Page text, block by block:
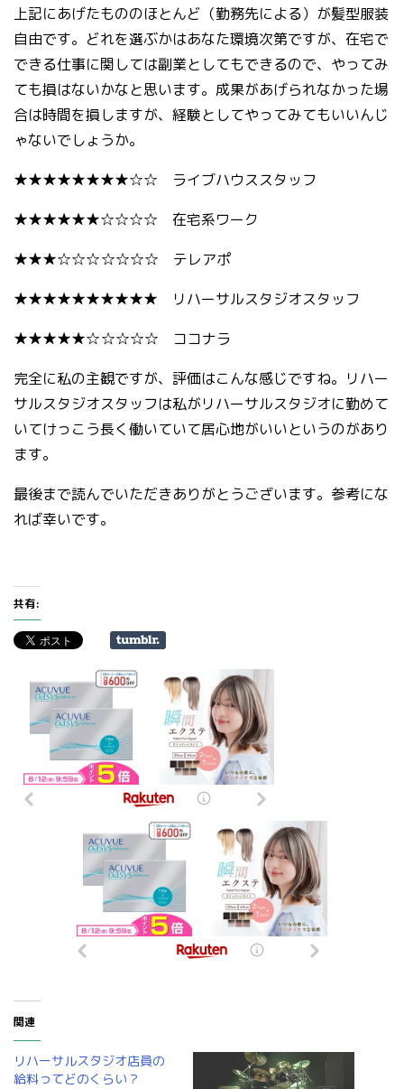
上記にあげたもののほとんど（勤務先による）が髪型服装
自由です。どれを選ぶかはあなた環境次第ですが、在宅で
できる仕事に関しては副業としてもできるので、やってみ
ても損はないかなと思います。成果があげられなかった場
合は時間を損しますが、経験としてやってみてもいいんじ
ゃないでしょうか。
★★★★★★★★☆☆ ライブハウススタッフ
★★★★★★☆☆☆☆ 在宅系ワーク
★★★☆☆☆☆☆☆☆ テレアポ
★★★★★★★★★★ リハーサルスタジオスタッフ
★★★★★☆☆☆☆☆ ココナラ
完全に私の主観ですが、評価はこんな感じですね。リハー
サルスタジオスタッフは私がリハーサルスタジオに勤めて
いてけっこう長く働いていて居心地がいいというのがあり
ます。
最後まで読んでいただきありがとうございます。参考にな
れば幸いです。
共有:
関連
リハーサルスタジオ店員の
給料ってどのくらい？